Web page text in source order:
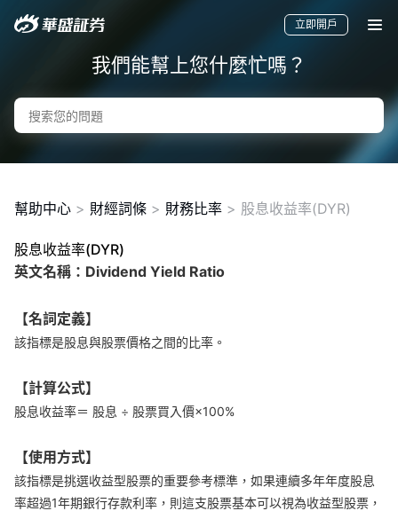
要聞
快訊
美股
港股
新股
華盛APls
低時延極速交易系統
概述
AM 資產管理服務
ECM 股權資本市場服務
FICC 固定收益、外匯和大宗商品服務
WM 財富管理服務
立即開戶
我們能幫上您什麼忙嗎？
幫助中心 > 財經詞條 > 財務比率 > 股息收益率(DYR)
股息收益率(DYR)
英文名稱：Dividend Yield Ratio
【名詞定義】
該指標是股息與股票價格之間的比率。
【計算公式】
股息收益率＝ 股息 ÷ 股票買入價×100%
【使用方式】
該指標是挑選收益型股票的重要參考標準，如果連續多年年度股息
率超過1年期銀行存款利率，則這支股票基本可以視為收益型股票，